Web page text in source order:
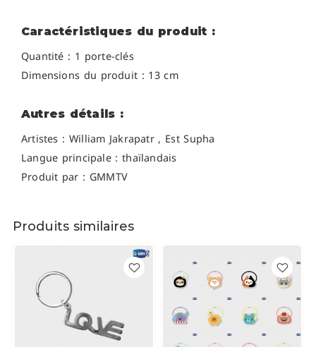
Caractéristiques du produit :
Quantité : 1 porte-clés
Dimensions du produit : 13 cm
Autres détails :
Artistes : William Jakrapatr , Est Supha
Langue principale : thaïlandais
Produit par : GMMTV
Produits similaires